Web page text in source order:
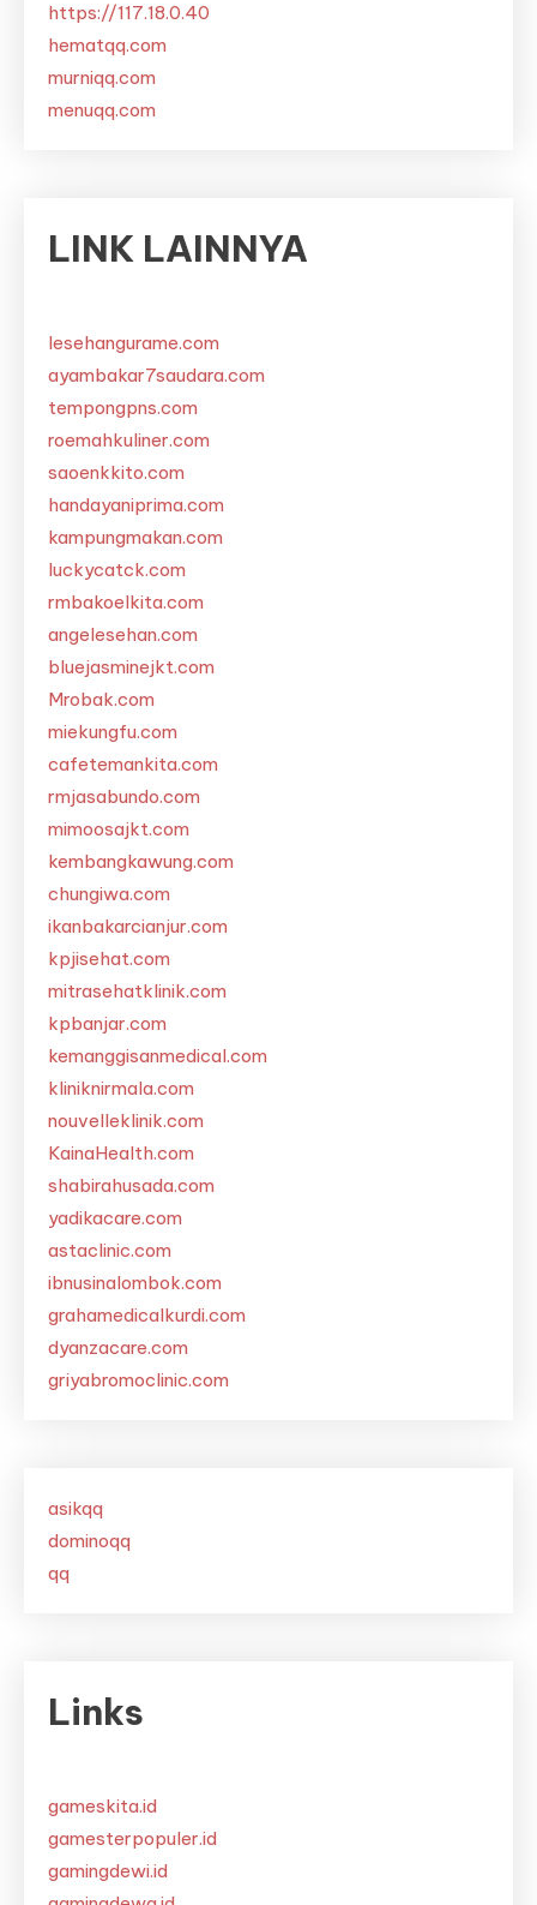
https://117.18.0.40
hematqq.com
murniqq.com
menuqq.com
LINK LAINNYA
lesehangurame.com
ayambakar7saudara.com
tempongpns.com
roemahkuliner.com
saoenkkito.com
handayaniprima.com
kampungmakan.com
luckycatck.com
rmbakoelkita.com
angelesehan.com
bluejasminejkt.com
Mrobak.com
miekungfu.com
cafetemankita.com
rmjasabundo.com
mimoosajkt.com
kembangkawung.com
chungiwa.com
ikanbakarcianjur.com
kpjisehat.com
mitrasehatklinik.com
kpbanjar.com
kemanggisanmedical.com
kliniknirmala.com
nouvelleklinik.com
KainaHealth.com
shabirahusada.com
yadikacare.com
astaclinic.com
ibnusinalombok.com
grahamedicalkurdi.com
dyanzacare.com
griyabromoclinic.com
asikqq
dominoqq
qq
Links
gameskita.id
gamesterpopuler.id
gamingdewi.id